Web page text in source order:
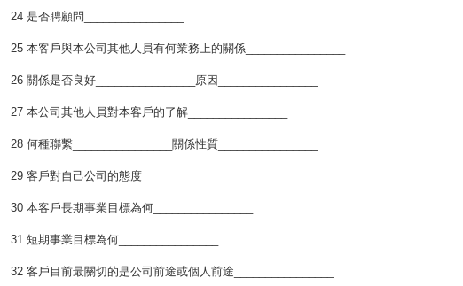
24 是否聘顧問________________
25 本客戶與本公司其他人員有何業務上的關係________________
26 關係是否良好________________原因________________
27 本公司其他人員對本客戶的了解________________
28 何種聯繫________________關係性質________________
29 客戶對自己公司的態度________________
30 本客戶長期事業目標為何________________
31 短期事業目標為何________________
32 客戶目前最關切的是公司前途或個人前途________________